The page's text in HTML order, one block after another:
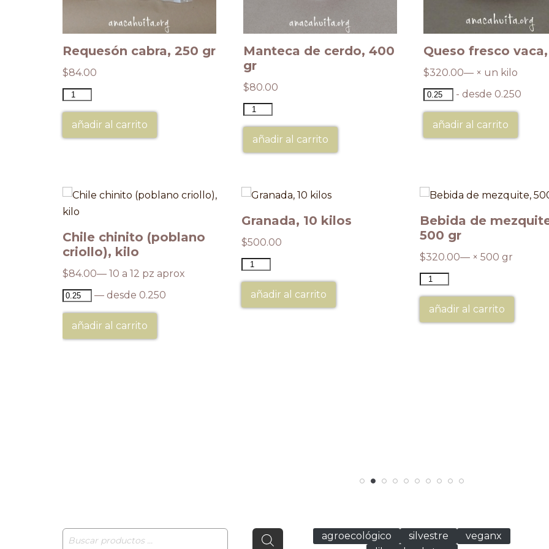
Requesón cabra, 250 gr
$84.00
añadir al carrito
Manteca de cerdo, 400
gr
$80.00
añadir al carrito
Queso fresco
$320.00— × un kilo
- desde 0.250
añadir al carrito
Chile chinito (poblano
criollo), kilo
$84.00— 10 a 12 pz aprox
— desde 0.250
añadir al carrito
Granada, 10 kilos
$500.00
añadir al carrito
Bebida de
500 gr
$320.00— × 500 gr
añadir al carrito
agroecológico silvestre
veganx